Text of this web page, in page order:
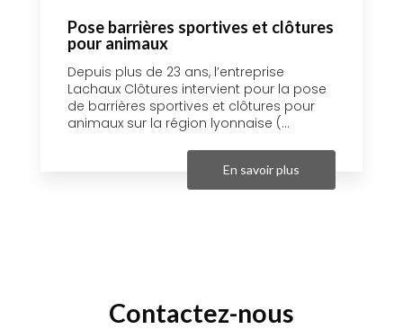
Pose barrières sportives et clôtures
pour animaux
Depuis plus de 23 ans, l’entreprise
Lachaux Clôtures intervient pour la pose
de barrières sportives et clôtures pour
animaux sur la région lyonnaise (...
En savoir plus
Contactez-nous